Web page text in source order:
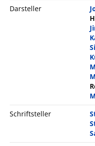
Darsteller
Schriftsteller